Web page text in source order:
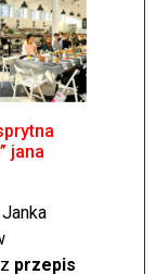
jana
przepis